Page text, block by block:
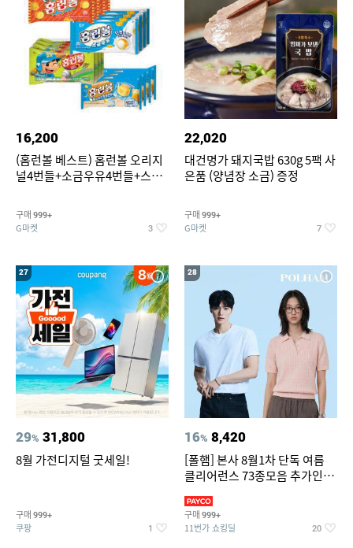
16,200
(홈런볼 베스트) 홈런볼 오리지
널4번들+소금우유4번들+스윗
콘맛4번들
구매 999+
G마켓 3
22,020
대건명가 돼지국밥 630g 5팩 사
은품 (양념장 소금) 증정
구매 999+
G마켓 7
27
29% 31,800
8월 가전디지털 굿세일!
구매 999+
쿠팡 1
28
16% 8,420
[폴햄] 본사 8월1차 단독 여름
클리어런스 73종모음 추가인하
구매 999+
11번가 쇼킹딜 20